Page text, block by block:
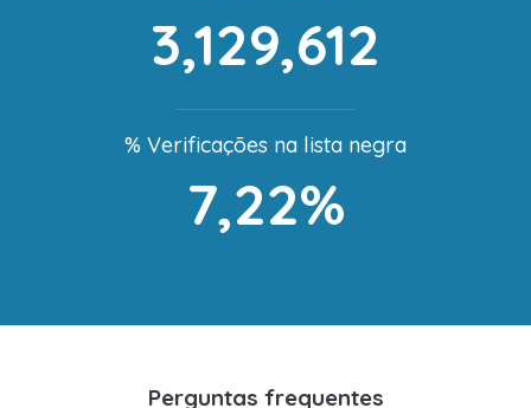
3,129,612
% Verificações na lista negra
7,22%
Perguntas frequentes